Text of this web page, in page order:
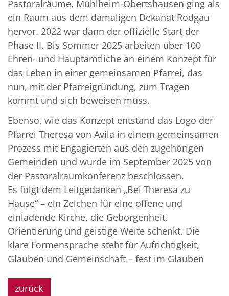
Pastoralräume, Mühlheim-Obertshausen ging als
ein Raum aus dem damaligen Dekanat Rodgau
hervor. 2022 war dann der offizielle Start der
Phase II. Bis Sommer 2025 arbeiten über 100
Ehren- und Hauptamtliche an einem Konzept für
das Leben in einer gemeinsamen Pfarrei, das
nun, mit der Pfarreigründung, zum Tragen
kommt und sich beweisen muss.
Ebenso, wie das Konzept entstand das Logo der
Pfarrei Theresa von Avila in einem gemeinsamen
Prozess mit Engagierten aus den zugehörigen
Gemeinden und wurde im September 2025 von
der Pastoralraumkonferenz beschlossen.
Es folgt dem Leitgedanken „Bei Theresa zu
Hause“ – ein Zeichen für eine offene und
einladende Kirche, die Geborgenheit,
Orientierung und geistige Weite schenkt. Die
klare Formensprache steht für Aufrichtigkeit,
Glauben und Gemeinschaft – fest im Glauben
zurück